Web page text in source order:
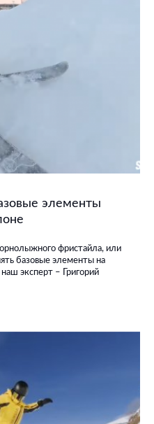
элементы
фристайла, или
базовые элементы на
эксперт – Григорий